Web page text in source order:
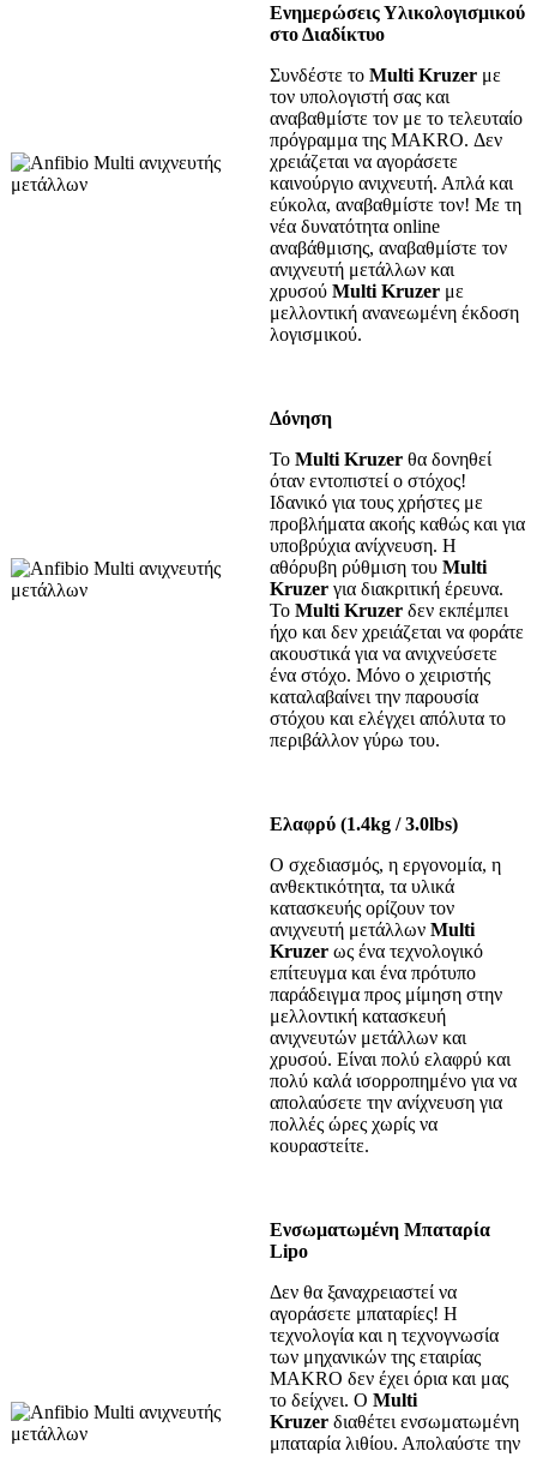
Ενημερώσεις Υλικολογισμικού
στο Διαδίκτυο
Συνδέστε το Multi Kruzer με
τον υπολογιστή σας και
αναβαθμίστε τον με το τελευταίο
πρόγραμμα της MAKRO. Δεν
χρειάζεται να αγοράσετε
καινούργιο ανιχνευτή. Απλά και
εύκολα, αναβαθμίστε τον! Με τη
νέα δυνατότητα online
αναβάθμισης, αναβαθμίστε τον
ανιχνευτή μετάλλων και
χρυσού Multi Kruzer με
μελλοντική ανανεωμένη έκδοση
λογισμικού.
Δόνηση
Το Multi Kruzer θα δονηθεί
όταν εντοπιστεί ο στόχος!
Ιδανικό για τους χρήστες με
προβλήματα ακοής καθώς και για
υποβρύχια ανίχνευση. Η
αθόρυβη ρύθμιση του Multi
Kruzer για διακριτική έρευνα.
Το Multi Kruzer δεν εκπέμπει
ήχο και δεν χρειάζεται να φοράτε
ακουστικά για να ανιχνεύσετε
ένα στόχο. Μόνο ο χειριστής
καταλαβαίνει την παρουσία
στόχου και ελέγχει απόλυτα το
περιβάλλον γύρω του.
Ελαφρύ (1.4kg / 3.0lbs)
Ο σχεδιασμός, η εργονομία, η
ανθεκτικότητα, τα υλικά
κατασκευής ορίζουν τον
ανιχνευτή μετάλλων Multi
Kruzer ως ένα τεχνολογικό
επίτευγμα και ένα πρότυπο
παράδειγμα προς μίμηση στην
μελλοντική κατασκευή
ανιχνευτών μετάλλων και
χρυσού. Είναι πολύ ελαφρύ και
πολύ καλά ισορροπημένο για να
απολαύσετε την ανίχνευση για
πολλές ώρες χωρίς να
κουραστείτε.
Ενσωματωμένη Μπαταρία
Lipo
Δεν θα ξαναχρειαστεί να
αγοράσετε μπαταρίες! Η
τεχνολογία και η τεχνογνωσία
των μηχανικών της εταιρίας
MAKRO δεν έχει όρια και μας
το δείχνει. Ο Multi
Kruzer διαθέτει ενσωματωμένη
μπαταρία λιθίου. Απολαύστε την